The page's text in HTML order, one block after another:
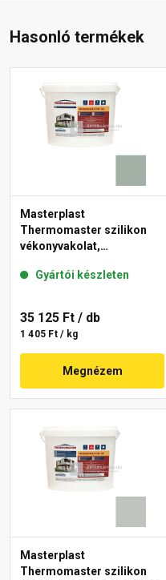
Hasonló termékek
Masterplast
Thermomaster szilikon
vékonyvakolat,
43-D 25 kg
Gyártói készleten
35 125 Ft / db
1 405 Ft / kg
Megnézem
Masterplast
Thermomaster szilikon